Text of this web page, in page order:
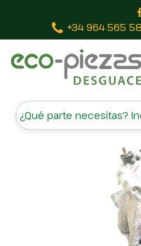
+34 964 565